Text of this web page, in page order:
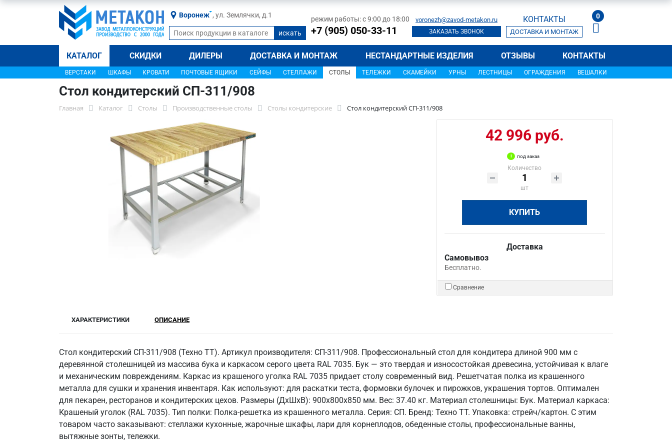
Воронеж , ул. Землячки, д.1 режим работы: с 9:00 до 18:00
+7 (905) 050-33-11
voronezh@zavod-metakon.ru
ЗАКАЗАТЬ ЗВОНОК
КОНТАКТЫ
ДОСТАВКА И МОНТАЖ
0
КАТАЛОГ СКИДКИ ДИЛЕРЫ ДОСТАВКА И МОНТАЖ НЕСТАНДАРТНЫЕ ИЗДЕЛИЯ ОТЗЫВЫ КОНТАКТЫ
ВЕРСТАКИ ШКАФЫ КРОВАТИ ПОЧТОВЫЕ ЯЩИКИ СЕЙФЫ СТЕЛЛАЖИ СТОЛЫ ТЕЛЕЖКИ СКАМЕЙКИ УРНЫ ЛЕСТНИЦЫ ОГРАЖДЕНИЯ ВЕШАЛКИ
Стол кондитерский СП-311/908
Главная Каталог Столы Производственные столы Столы кондитерские Стол кондитерский СП-311/908
42 996 руб.
под заказ
Количество
шт
КУПИТЬ
Доставка
Самовывоз
Бесплатно.
Сравнение
ХАРАКТЕРИСТИКИ ОПИСАНИЕ
Стол кондитерский СП-311/908 (Техно ТТ). Артикул производителя: СП-311/908. Профессиональный стол для кондитера длиной 900 мм с
деревянной столешницей из массива бука и каркасом серого цвета RAL 7035. Бук — это твердая и износостойкая древесина, устойчивая к влаге
и механическим повреждениям. Каркас из крашеного уголка RAL 7035 придает столу современный вид. Решетчатая полка из крашенного
металла для сушки и хранения инвентаря. Как используют: для раскатки теста, формовки булочек и пирожков, украшения тортов. Оптимален
для пекарен, ресторанов и кондитерских цехов. Размеры (ДхШхВ): 900x800x850 мм. Вес: 37.40 кг. Материал столешницы: Бук. Материал каркаса:
Крашеный уголок (RAL 7035). Тип полки: Полка-решетка из крашенного металла. Серия: СП. Бренд: Техно ТТ. Упаковка: стрейч/картон. С этим
товаром часто заказывают: стеллажи кухонные, жарочные шкафы, лари для корнеплодов, обеденные столы, профессиональные ванны,
вытяжные зонты, тележки.